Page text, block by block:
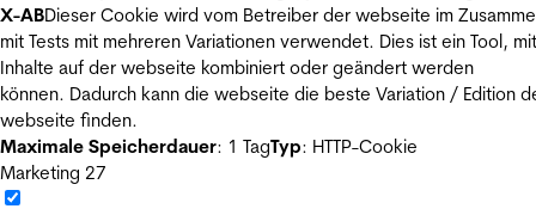
X-ABDieser Cookie wird vom Betreiber der webseite im
mit Tests mit mehreren Variationen verwendet. Dies ist ein Tool,
Inhalte auf der webseite kombiniert oder geändert werden
können. Dadurch kann die webseite die beste Variation / Edition
webseite finden.
Maximale Speicherdauer: 1 TagTyp: HTTP-Cookie
Marketing 27